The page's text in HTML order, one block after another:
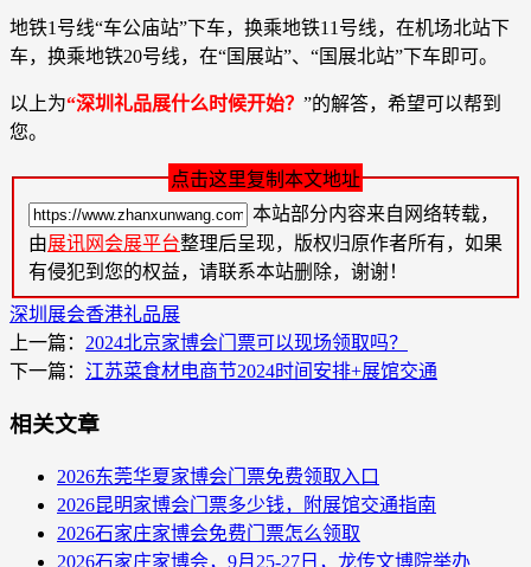
地铁1号线“车公庙站”下车，换乘地铁11号线，在机场北站下
车，换乘地铁20号线，在“国展站”、“国展北站”下车即可。
以上为“深圳礼品展什么时候开始？ ”的解答，希望可以帮到
您。
点击这里复制本文地址
本站部分内容来自网络转载，
由展讯网会展平台整理后呈现，版权归原作者所有，如果
有侵犯到您的权益，请联系本站删除，谢谢！
深圳展会香港礼品展
上一篇： 2024北京家博会门票可以现场领取吗？
下一篇： 江苏菜食材电商节2024时间安排+展馆交通
相关文章
2026东莞华夏家博会门票免费领取入口
2026昆明家博会门票多少钱，附展馆交通指南
2026石家庄家博会免费门票怎么领取
2026石家庄家博会，9月25-27日，龙传文博院举办